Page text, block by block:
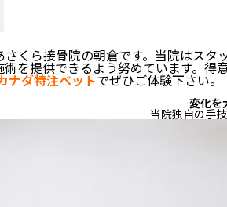
くら接骨院の朝倉です。当院はス
を提供できるよう努めています。得
ナダ特注ベットでぜひご体験下さい。
変化を
当院独自の手